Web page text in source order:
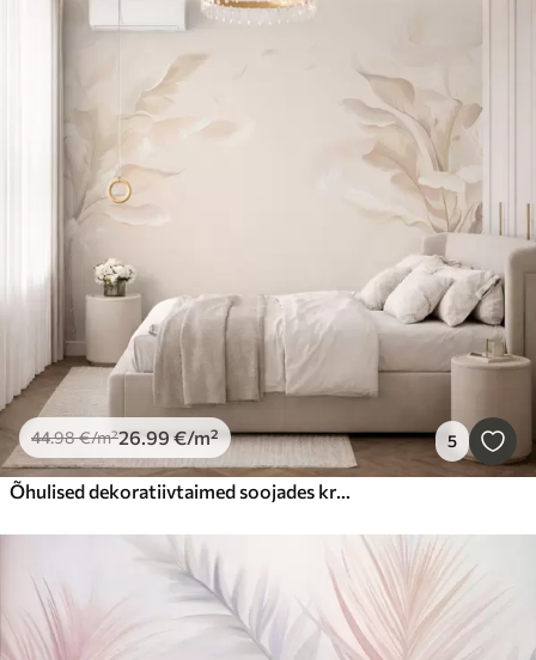
44.98€/m²26.99€/m² 5
Õhulised dekoratiivtaimed soojades kreemikates toonides